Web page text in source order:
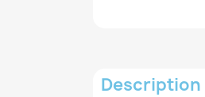
Description